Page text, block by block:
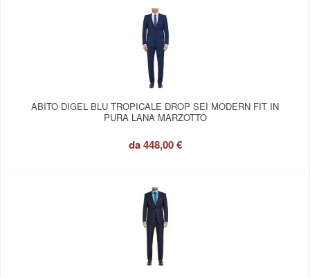
ABITO DIGEL BLU TROPICALE DROP SEI MODERN FIT IN
PURA LANA MARZOTTO
da448,00 €